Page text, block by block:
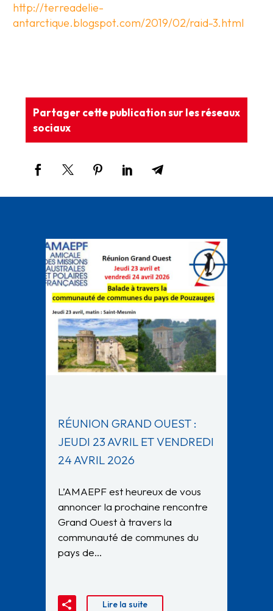
http://terreadelie-
antarctique.blogspot.com/2019/02/raid-3.html
Partager cette publication sur les réseaux
sociaux
RÉUNION GRAND OUEST :
JEUDI 23 AVRIL ET VENDREDI
24 AVRIL 2026
L’AMAEPF est heureux de vous
annoncer la prochaine rencontre
Grand Ouest à travers la
communauté de communes du
pays de…
Lire la suite